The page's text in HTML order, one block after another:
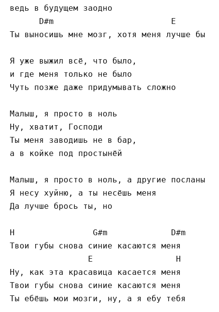
ведь в будущем заодно
D#m E
Ты выносишь мне мозг, хотя меня лучше бы
Я уже выжил всё, что было,
и где меня только не было
Чуть позже даже придумывать сложно
Малыш, я просто в ноль
Ну, хватит, Господи
Ты меня заводишь не в бар,
а в койке под простынёй
Малыш, я просто в ноль, а другие посланы
Я несу хуйню, а ты несёшь меня
Да лучше брось ты, но
H G#m D#m
Твои губы снова синие касаются меня
E
H
Ну, как эта красавица касается меня
Твои губы снова синие касаются меня
Ты ебёшь мои мозги, ну, а я ебу тебя